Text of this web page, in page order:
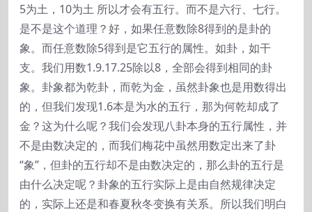
5为土，10为土 所以才会有五行。而不是六行、七行。
是不是这个道理？好，如果任意数除8得到的是卦的
象。而任意数除5得到是它五行的属性。如卦，如干
支。我们用数1.9.17.25除以8，全部会得到相同的卦
象。卦象都为乾卦，而乾为金，虽然卦象也是用数得出
的，但我们发现1.6本是为水的五行，那为何乾却成了
金？这为什么呢？我们会发现八卦本身的五行属性，并
不是由数决定的，而我们梅花中虽然用数定出来了卦
“象”，但卦的五行却不是由数决定的，那么卦的五行是
由什么决定呢？卦象的五行实际上是由自然规律决定
的，实际上还是和春夏秋冬变换有关系。所以我们明白